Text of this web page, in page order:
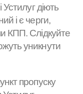
діють
і є черги,
КПП. Слідкуйте
уникнути
пропуску